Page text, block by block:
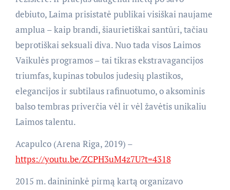
debiuto, Laima prisistatė publikai visiškai naujame
amplua – kaip brandi, šiaurietiškai santūri, tačiau
beprotiškai seksuali diva. Nuo tada visos Laimos
Vaikulės programos – tai tikras ekstravagancijos
triumfas, kupinas tobulos judesių plastikos,
elegancijos ir subtilaus rafinuotumo, o aksominis
balso tembras priverčia vėl ir vėl žavėtis unikaliu
Laimos talentu.
Acapulco (Arena Riga, 2019) –
https://youtu.be/ZCPH3uM4z7U?t=4318
2015 m. dainininkė pirmą kartą organizavo